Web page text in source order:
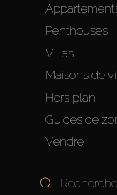
Penthouses
Villas
Maisons de
Hors plan
Guides de
Vendre